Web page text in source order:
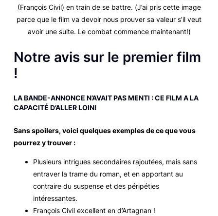
(François Civil) en train de se battre. (J’ai pris cette image
parce que le film va devoir nous prouver sa valeur s’il veut
avoir une suite. Le combat commence maintenant!)
Notre avis sur le premier film
!
LA BANDE-ANNONCE N’AVAIT PAS MENTI : CE FILM A LA
CAPACITÉ D’ALLER LOIN!
Sans spoilers, voici quelques exemples de ce que vous
pourrez y trouver :
Plusieurs intrigues secondaires rajoutées, mais sans
entraver la trame du roman, et en apportant au
contraire du suspense et des péripéties
intéressantes.
François Civil excellent en d’Artagnan !